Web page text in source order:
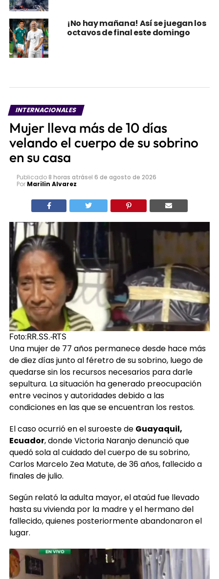
¡No hay mañana! Así se juegan los
octavos de final este domingo
INTERNACIONALES
Mujer lleva más de 10 días
velando el cuerpo de su sobrino
en su casa
Publicado8 horas atrásel 6 de agosto de 2026
Por Marilin Alvarez
Foto:RR.SS.-RTS
Una mujer de 77 años permanece desde hace más
de diez días junto al féretro de su sobrino, luego de
quedarse sin los recursos necesarios para darle
sepultura. La situación ha generado preocupación
entre vecinos y autoridades debido a las
condiciones en las que se encuentran los restos.
El caso ocurrió en el suroeste de Guayaquil,
Ecuador, donde Victoria Naranjo denunció que
quedó sola al cuidado del cuerpo de su sobrino,
Carlos Marcelo Zea Matute, de 36 años, fallecido a
finales de julio.
Según relató la adulta mayor, el ataúd fue llevado
hasta su vivienda por la madre y el hermano del
fallecido, quienes posteriormente abandonaron el
lugar.